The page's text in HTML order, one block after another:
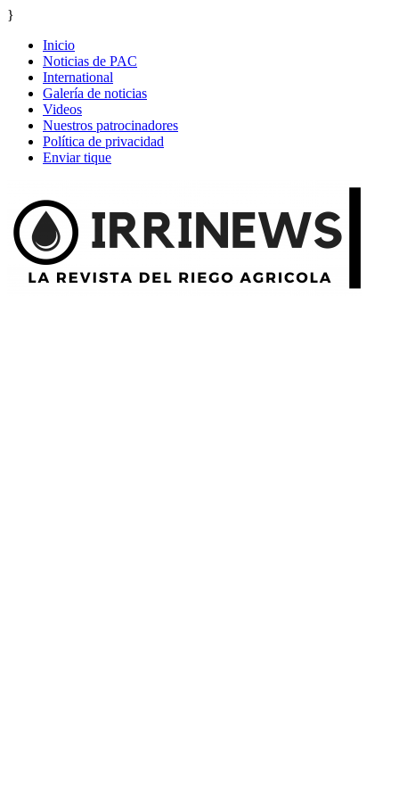
}
Inicio
Noticias de PAC
International
Galería de noticias
Videos
Nuestros patrocinadores
Política de privacidad
Enviar tique